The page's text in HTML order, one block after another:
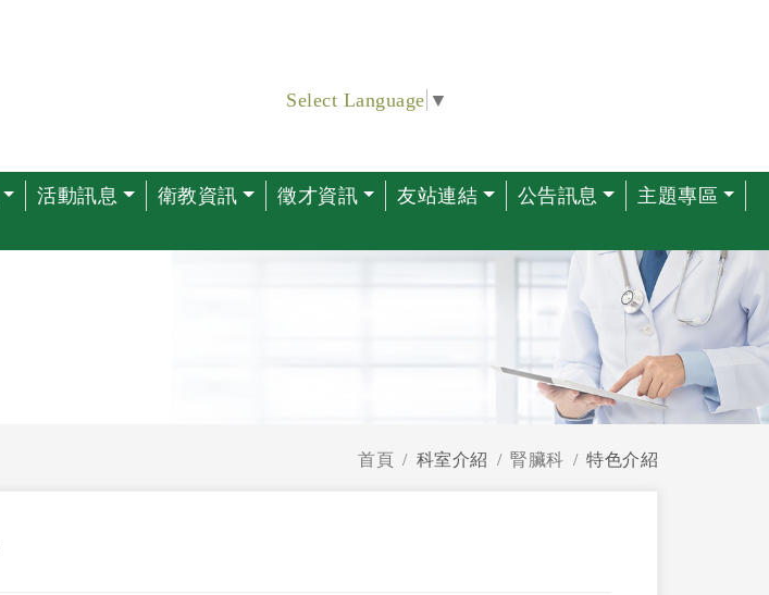
Select Language ▼
活動訊息 衛教資訊 徵才資訊 友站連結 公告訊息
主題專區
首頁 科室介紹 腎臟科 特色介紹